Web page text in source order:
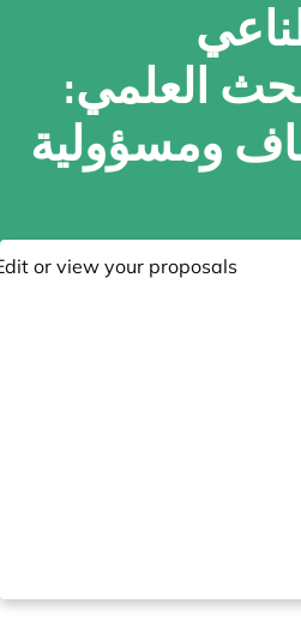
العلمي:
ومسؤولية
or view your proposals